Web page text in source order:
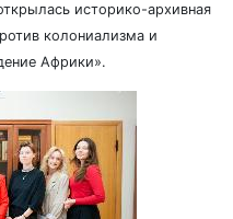
историко-архивная
колониализма и
Африки».